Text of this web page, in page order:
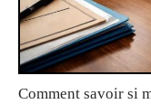
Comment savoir si